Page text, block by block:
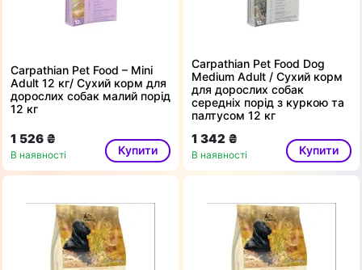
Carpathian Pet Food – Mini
Adult 12 кг/ Сухий корм для
дорослих собак малий порід
12 кг
1 526 ₴
В наявності Купити
Carpathian Pet Food Dog
Medium Adult / Сухий корм
для дорослих собак
середніх порід з куркою та
палтусом 12 кг
1 342 ₴
В наявності Купити